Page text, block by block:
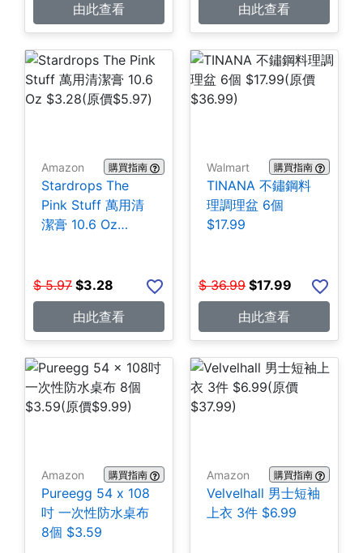
由此查看
由此查看
Amazon 購買指南
Stardrops The
Pink Stuff 萬用清
潔膏 10.6 Oz
$ 5.97 $3.28
由此查看
Walmart 購買指南
TINANA 不鏽鋼料
理調理盆 6個
$17.99
$ 36.99 $17.99
由此查看
Amazon 購買指南
Pureegg 54 x 108
吋 一次性防水桌布
8個 $3.59
Amazon 購買指南
Velvelhall 男士短袖
上衣 3件 $6.99